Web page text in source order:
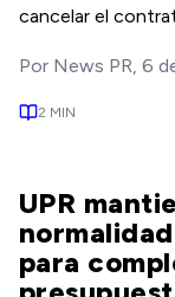
cancelar el
Por News PR, 6
2 MIN
UPR
para